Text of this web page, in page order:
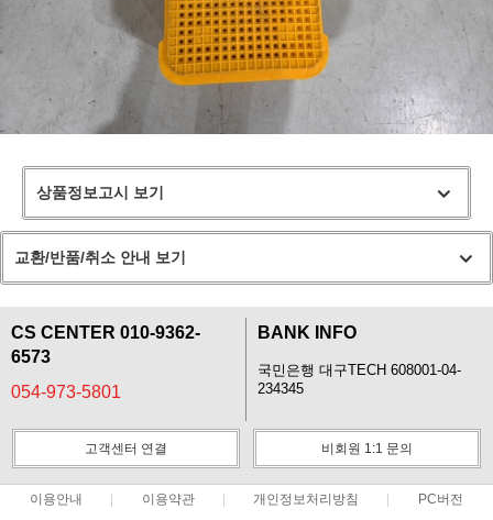
상품정보고시 보기
교환/반품/취소 안내 보기
CS CENTER 010-9362-
6573
054-973-5801
BANK INFO
국민은행 대구TECH 608001-04-
234345
고객센터 연결 비회원 1:1 문의
이용안내 이용약관 개인정보처리방침 PC버전